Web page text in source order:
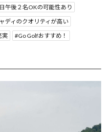
午後２名OKの可能性あり
ディのクオリティが高い
実
Go Golfおすすめ！